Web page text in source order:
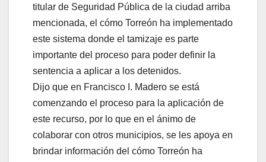
titular de Seguridad Pública de la ciudad arriba
mencionada, el cómo Torreón ha implementado
este sistema donde el tamizaje es parte
importante del proceso para poder definir la
sentencia a aplicar a los detenidos.
Dijo que en Francisco I. Madero se está
comenzando el proceso para la aplicación de
este recurso, por lo que en el ánimo de
colaborar con otros municipios, se les apoya en
brindar información del cómo Torreón ha